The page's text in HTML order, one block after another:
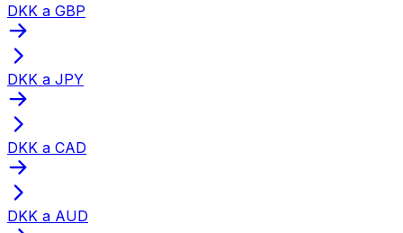
DKK a GBP
DKK a JPY
DKK a CAD
DKK a AUD